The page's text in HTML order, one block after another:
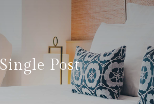
Single Post